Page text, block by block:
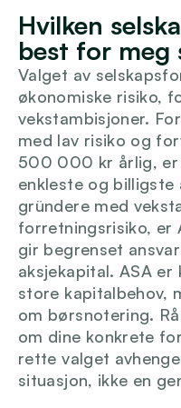
Hvilken
best for meg
Valget av
økonomiske risiko,
vekstambisjoner.
med lav risiko og
500 000 kr årlig, er
enkleste og
gründere med
forretningsrisiko,
gir begrenset
aksjekapital. ASA
store kapitalbehov,
om børsnotering.
om dine konkrete
rette valget
situasjon, ikke en